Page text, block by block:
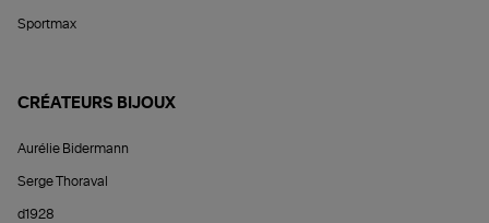
Sportmax
CRÉATEURS BIJOUX
Aurélie Bidermann
Serge Thoraval
d1928